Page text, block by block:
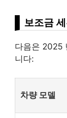
보조금
다음은 2025
니다:
차량 모델